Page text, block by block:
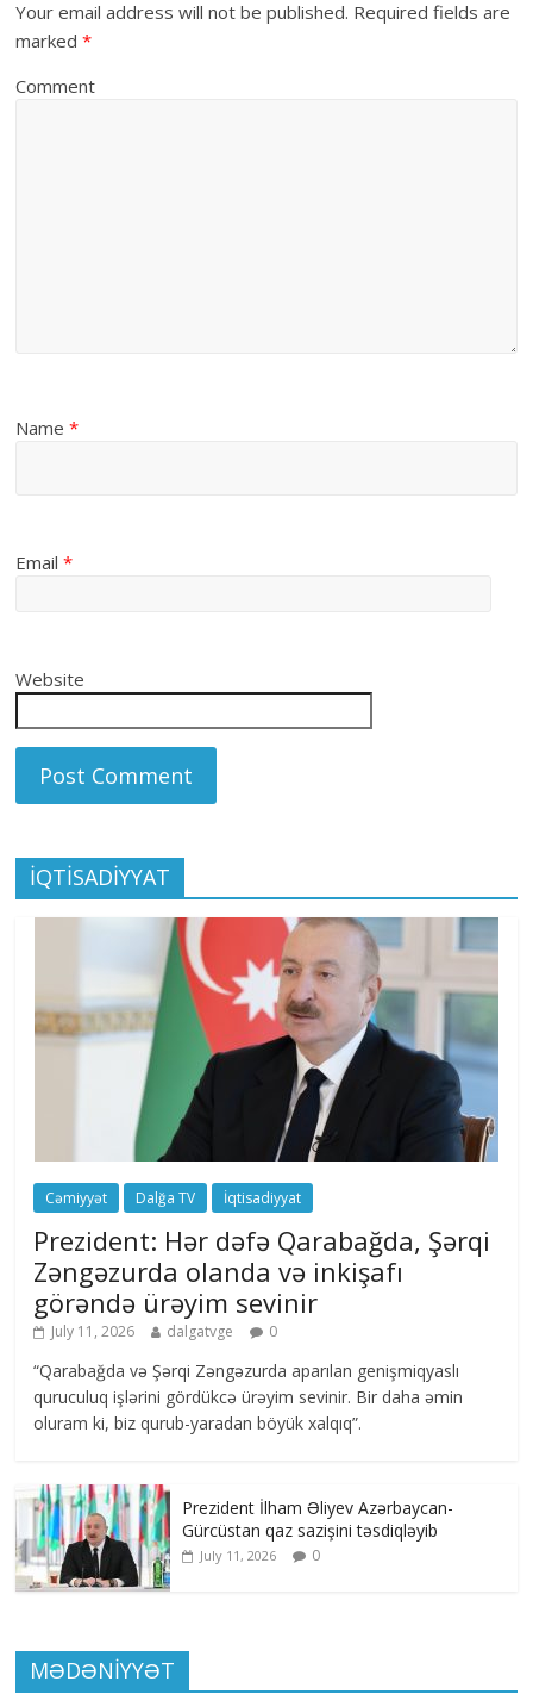
Your email address will not be published. Required fields are
marked*
Comment
Name*
Email*
Website
İQTİSADİYYAT
Cəmiyyət Dalğa TV İqtisadiyyat
Prezident: Hər dəfə Qarabağda, Şərqi
Zəngəzurda olanda və inkişafı
görəndə ürəyim sevinir
July 11, 2026 dalgatvge 0
“Qarabağda və Şərqi Zəngəzurda aparılan genişmiqyaslı
quruculuq işlərini gördükcə ürəyim sevinir. Bir daha əmin
oluram ki, biz qurub-yaradan böyük xalqıq”.
Prezident İlham Əliyev Azərbaycan-
Gürcüstan qaz sazişini təsdiqləyib
July 11, 2026 0
MƏDƏNİYYƏT